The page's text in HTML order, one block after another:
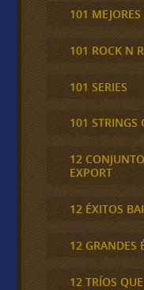
101
101 ROCK N
101 SERIES
101 STRINGS
12
EXPORT
12 ÉXITOS
12 GRANDES
12 TRÍOS